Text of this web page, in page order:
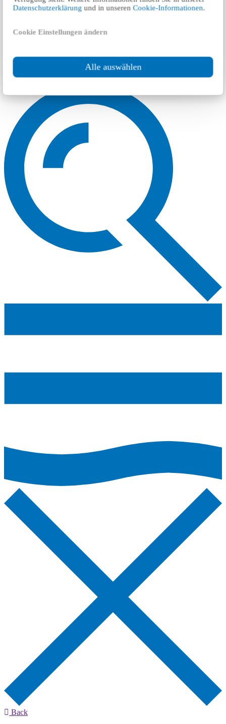
Datenschutzerklärung und in unserenCookie-Informationen.
Cookie Einstellungen ändern
Alle auswählen
Back